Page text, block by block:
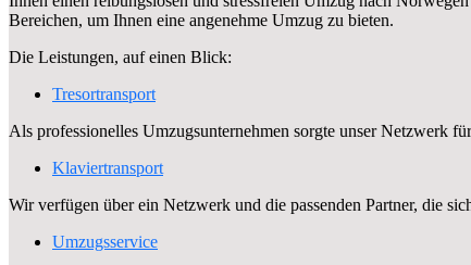
Bereichen, um Ihnen eine angenehme Umzug zu bieten.
Die Leistungen, auf einen Blick:
Tresortransport
Als professionelles Umzugsunternehmen sorgte unser Netzwerk
Klaviertransport
Wir verfügen über ein Netzwerk und die passenden Partner, die
Umzugsservice